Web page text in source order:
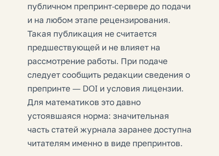
публичном препринт-сервере до подачи
и на любом этапе рецензирования.
Такая публикация не считается
предшествующей и не влияет на
рассмотрение работы. При подаче
следует сообщить редакции сведения о
препринте — DOI и условия лицензии.
Для математиков это давно
устоявшаяся норма: значительная
часть статей журнала заранее доступна
читателям именно в виде препринтов.